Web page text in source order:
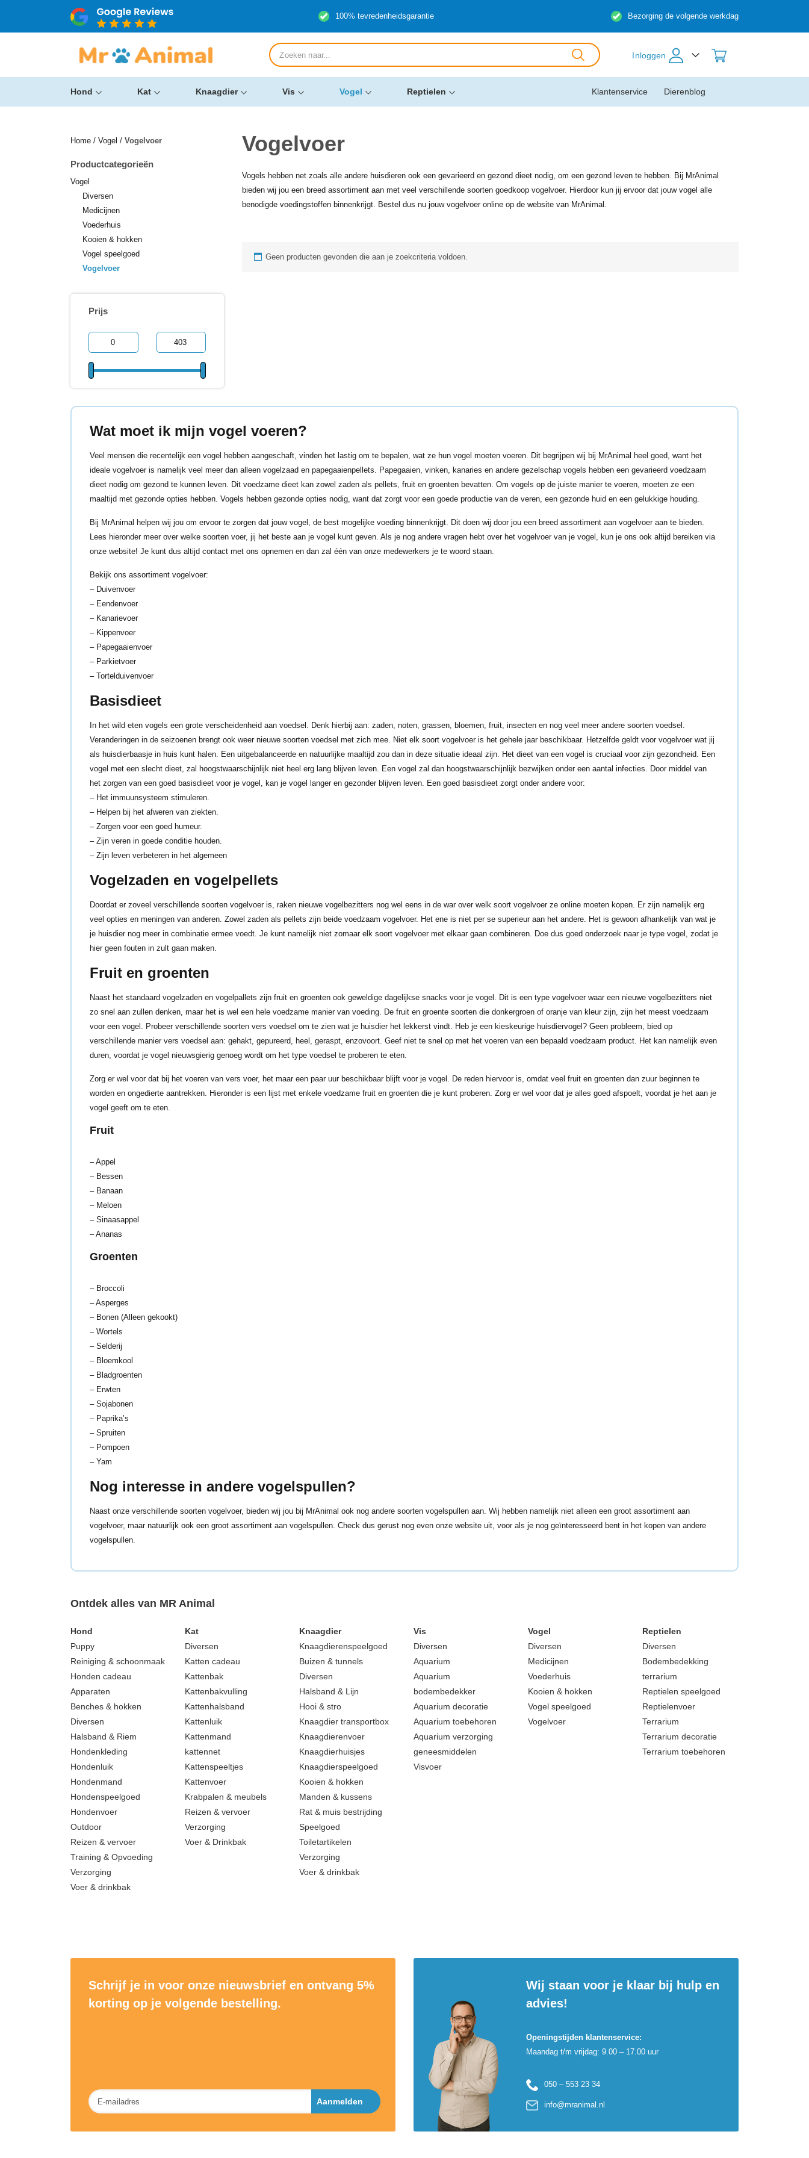
100% tevredenheidsgarantie Bezorging de volgende werkdag
Producten
zoeken
Inloggen
Hond Kat Knaagdier Vis Vogel Reptielen Dierenblog
Klantenservice
Home / Vogel / Vogelvoer
Productcategorieën
Vogel
Diversen
Medicijnen
Voederhuis
Kooien & hokken
Vogel speelgoed
Vogelvoer
Prijs
Vogelvoer
Vogels hebben net zoals alle andere huisdieren ook een gevarieerd en gezond dieet nodig, om een gezond leven te hebben. Bij MrAnimal
bieden wij jou een breed assortiment aan met veel verschillende soorten goedkoop vogelvoer. Hierdoor kun jij ervoor dat jouw vogel alle
benodigde voedingstoffen binnenkrijgt. Bestel dus nu jouw vogelvoer online op de website van MrAnimal.
Geen producten gevonden die aan je zoekcriteria voldoen.
Wat moet ik mijn vogel voeren?
Veel mensen die recentelijk een vogel hebben aangeschaft, vinden het lastig om te bepalen, wat ze hun vogel moeten voeren. Dit begrijpen wij bij MrAnimal heel goed, want het
ideale vogelvoer is namelijk veel meer dan alleen vogelzaad en papegaaienpellets. Papegaaien, vinken, kanaries en andere gezelschap vogels hebben een gevarieerd voedzaam
dieet nodig om gezond te kunnen leven. Dit voedzame dieet kan zowel zaden als pellets, fruit en groenten bevatten. Om vogels op de juiste manier te voeren, moeten ze een
maaltijd met gezonde opties hebben. Vogels hebben gezonde opties nodig, want dat zorgt voor een goede productie van de veren, een gezonde huid en een gelukkige houding.
Bij MrAnimal helpen wij jou om ervoor te zorgen dat jouw vogel, de best mogelijke voeding binnenkrijgt. Dit doen wij door jou een breed assortiment aan vogelvoer aan te bieden.
Lees hieronder meer over welke soorten voer, jij het beste aan je vogel kunt geven. Als je nog andere vragen hebt over het vogelvoer van je vogel, kun je ons ook altijd bereiken via
onze website! Je kunt dus altijd contact met ons opnemen en dan zal één van onze medewerkers je te woord staan.
Bekijk ons assortiment vogelvoer:
– Duivenvoer
– Eendenvoer
– Kanarievoer
– Kippenvoer
– Papegaaienvoer
– Parkietvoer
– Tortelduivenvoer
Basisdieet
In het wild eten vogels een grote verscheidenheid aan voedsel. Denk hierbij aan: zaden, noten, grassen, bloemen, fruit, insecten en nog veel meer andere soorten voedsel.
Veranderingen in de seizoenen brengt ook weer nieuwe soorten voedsel met zich mee. Niet elk soort vogelvoer is het gehele jaar beschikbaar. Hetzelfde geldt voor vogelvoer wat jij
als huisdierbaasje in huis kunt halen. Een uitgebalanceerde en natuurlijke maaltijd zou dan in deze situatie ideaal zijn. Het dieet van een vogel is cruciaal voor zijn gezondheid. Een
vogel met een slecht dieet, zal hoogstwaarschijnlijk niet heel erg lang blijven leven. Een vogel zal dan hoogstwaarschijnlijk bezwijken onder een aantal infecties. Door middel van
het zorgen van een goed basisdieet voor je vogel, kan je vogel langer en gezonder blijven leven. Een goed basisdieet zorgt onder andere voor:
– Het immuunsysteem stimuleren.
– Helpen bij het afweren van ziekten.
– Zorgen voor een goed humeur.
– Zijn veren in goede conditie houden.
– Zijn leven verbeteren in het algemeen
Vogelzaden en vogelpellets
Doordat er zoveel verschillende soorten vogelvoer is, raken nieuwe vogelbezitters nog wel eens in de war over welk soort vogelvoer ze online moeten kopen. Er zijn namelijk erg
veel opties en meningen van anderen. Zowel zaden als pellets zijn beide voedzaam vogelvoer. Het ene is niet per se superieur aan het andere. Het is gewoon afhankelijk van wat je
je huisdier nog meer in combinatie ermee voedt. Je kunt namelijk niet zomaar elk soort vogelvoer met elkaar gaan combineren. Doe dus goed onderzoek naar je type vogel, zodat je
hier geen fouten in zult gaan maken.
Fruit en groenten
Naast het standaard vogelzaden en vogelpallets zijn fruit en groenten ook geweldige dagelijkse snacks voor je vogel. Dit is een type vogelvoer waar een nieuwe vogelbezitters niet
zo snel aan zullen denken, maar het is wel een hele voedzame manier van voeding. De fruit en groente soorten die donkergroen of oranje van kleur zijn, zijn het meest voedzaam
voor een vogel. Probeer verschillende soorten vers voedsel om te zien wat je huisdier het lekkerst vindt. Heb je een kieskeurige huisdiervogel? Geen probleem, bied op
verschillende manier vers voedsel aan: gehakt, gepureerd, heel, geraspt, enzovoort. Geef niet te snel op met het voeren van een bepaald voedzaam product. Het kan namelijk even
duren, voordat je vogel nieuwsgierig genoeg wordt om het type voedsel te proberen te eten.
Zorg er wel voor dat bij het voeren van vers voer, het maar een paar uur beschikbaar blijft voor je vogel. De reden hiervoor is, omdat veel fruit en groenten dan zuur beginnen te
worden en ongedierte aantrekken. Hieronder is een lijst met enkele voedzame fruit en groenten die je kunt proberen. Zorg er wel voor dat je alles goed afspoelt, voordat je het aan je
vogel geeft om te eten.
Fruit
– Appel
– Bessen
– Banaan
– Meloen
– Sinaasappel
– Ananas
Groenten
– Broccoli
– Asperges
– Bonen (Alleen gekookt)
– Wortels
– Selderij
– Bloemkool
– Bladgroenten
– Erwten
– Sojabonen
– Paprika’s
– Spruiten
– Pompoen
– Yam
Nog interesse in andere vogelspullen?
Naast onze verschillende soorten vogelvoer, bieden wij jou bij MrAnimal ook nog andere soorten vogelspullen aan. Wij hebben namelijk niet alleen een groot assortiment aan
vogelvoer, maar natuurlijk ook een groot assortiment aan vogelspullen. Check dus gerust nog even onze website uit, voor als je nog geïnteresseerd bent in het kopen van andere
vogelspullen.
Ontdek alles van MR Animal
Hond
Puppy
Reiniging & schoonmaak
Honden cadeau
Apparaten
Benches & hokken
Diversen
Halsband & Riem
Hondenkleding
Hondenluik
Hondenmand
Hondenspeelgoed
Hondenvoer
Outdoor
Reizen & vervoer
Training & Opvoeding
Verzorging
Voer & drinkbak
Kat
Diversen
Katten cadeau
Kattenbak
Kattenbakvulling
Kattenhalsband
Kattenluik
Kattenmand
kattennet
Kattenspeeltjes
Kattenvoer
Krabpalen & meubels
Reizen & vervoer
Verzorging
Voer & Drinkbak
Knaagdier
Knaagdierenspeelgoed
Buizen & tunnels
Diversen
Halsband & Lijn
Hooi & stro
Knaagdier transportbox
Knaagdierenvoer
Knaagdierhuisjes
Knaagdierspeelgoed
Kooien & hokken
Manden & kussens
Rat & muis bestrijding
Speelgoed
Toiletartikelen
Verzorging
Voer & drinkbak
Vis
Diversen
Aquarium
Aquarium
bodembedekker
Aquarium decoratie
Aquarium toebehoren
Aquarium verzorging
geneesmiddelen
Visvoer
Vogel
Diversen
Medicijnen
Voederhuis
Kooien & hokken
Vogel speelgoed
Vogelvoer
Reptielen
Diversen
Bodembedekking
terrarium
Reptielen speelgoed
Reptielenvoer
Terrarium
Terrarium decoratie
Terrarium toebehoren
Schrijf je in voor onze nieuwsbrief en ontvang 5%
korting op je volgende bestelling.
Nieuwsbrief Aanmelden
Wij staan voor je klaar bij hulp en
advies!
Openingstijden klantenservice:
Maandag t/m vrijdag: 9.00 – 17.00 uur
050 – 553 23 34
info@mranimal.nl